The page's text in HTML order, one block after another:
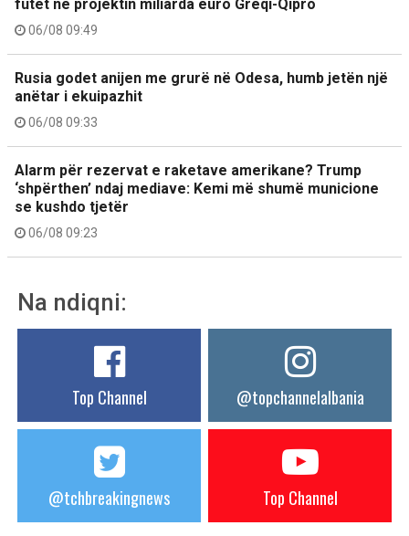
futet në projektin miliarda euro Greqi-Qipro
06/08 09:49
Rusia godet anijen me grurë në Odesa, humb jetën një
anëtar i ekuipazhit
06/08 09:33
Alarm për rezervat e raketave amerikane? Trump
‘shpërthen’ ndaj mediave: Kemi më shumë municione
se kushdo tjetër
06/08 09:23
Na ndiqni:
Top Channel @topchannelalbania
@tchbreakingnews Top Channel